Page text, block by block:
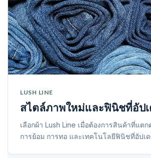
LUSH LINE
สไตล์ภาพใหม่และฟินิชที่อัป
เลือกผ้า Lush Line เมื่อต้องการสินค้าที่แตก
การย้อม การทอ และเทคโนโลยีฟินิชที่อัปเ